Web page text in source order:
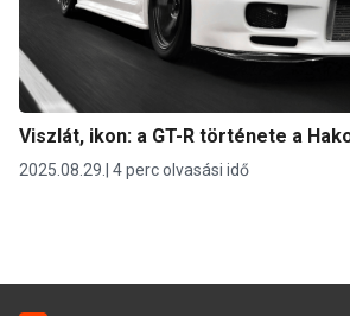
Viszlát, ikon: a GT-R története a
2025.08.29. 4 perc olvasási idő